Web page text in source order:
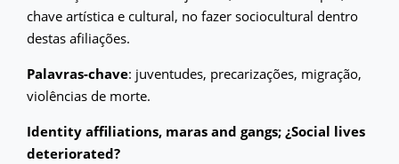
chave artística e cultural, no fazer sociocultural dentro
destas afiliações.
Palavras-chave: juventudes, precarizações, migração,
violências de morte.
Identity affiliations, maras and gangs; ¿Social lives
deteriorated?